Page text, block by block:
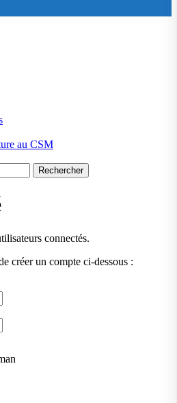
au CSM
connectés.
créer un compte ci-dessous :